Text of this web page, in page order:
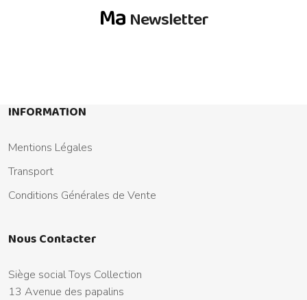
Ma Newsletter
INFORMATION
Mentions Légales
Transport
Conditions Générales de Vente
Nous Contacter
Siège social Toys Collection
13 Avenue des papalins